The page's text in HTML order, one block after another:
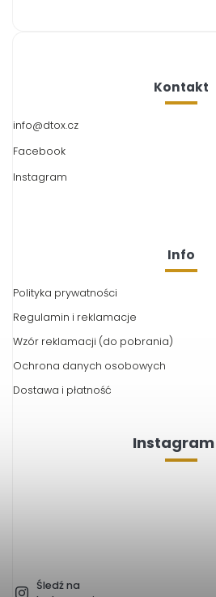
Kontakt
info@dtox.cz
Facebook
Instagram
Info
Polityka prywatności
Regulamin i reklamacje
Wzór reklamacji (do pobrania)
Ochrona danych osobowych
Dostawa i płatność
Instagram
Śledź na